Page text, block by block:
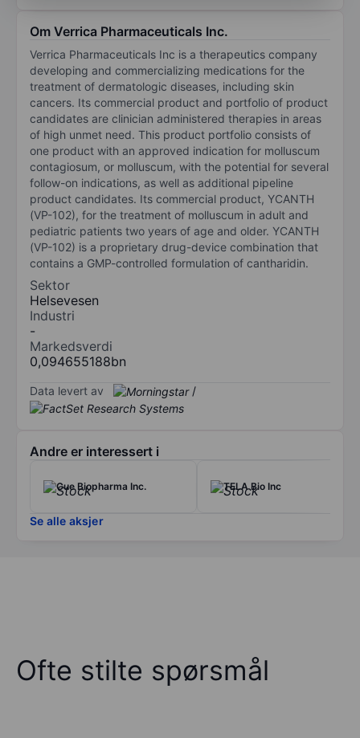
Om Verrica Pharmaceuticals Inc.
Verrica Pharmaceuticals Inc is a therapeutics company
developing and commercializing medications for the
treatment of dermatologic diseases, including skin
cancers. Its commercial product and portfolio of product
candidates are clinician administered therapies in areas
of high unmet need. This product portfolio consists of
one product with an approved indication for molluscum
contagiosum, or molluscum, with the potential for several
follow-on indications, as well as additional pipeline
product candidates. Its commercial product, YCANTH
(VP-102), for the treatment of molluscum in adult and
pediatric patients two years of age and older. YCANTH
(VP-102) is a proprietary drug-device combination that
contains a GMP-controlled formulation of cantharidin.
Sektor
Helsevesen
Industri
-
Markedsverdi
0,094655188bn
Data levert av /
Andre er interessert i
Cue Biopharma Inc. TELA Bio Inc
Se alle aksjer
Ofte stilte spørsmål